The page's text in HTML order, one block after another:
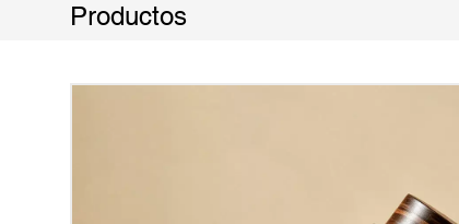
Productos